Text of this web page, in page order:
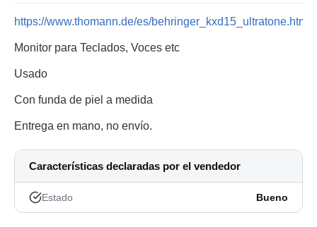
https://www.thomann.de/es/behringer_kxd15_ultratone.htm
Monitor para Teclados, Voces etc
Usado
Con funda de piel a medida
Entrega en mano, no envío.
Características declaradas por el vendedor
Estado Bueno